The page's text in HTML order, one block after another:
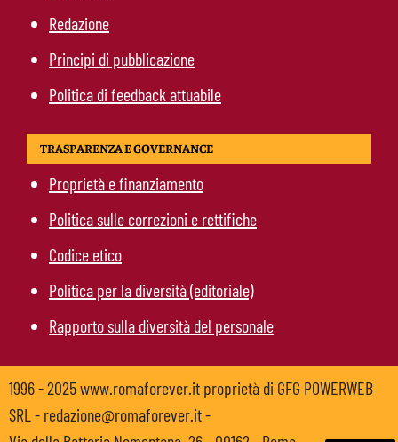
Redazione
Principi di pubblicazione
Politica di feedback attuabile
TRASPARENZA E GOVERNANCE
Proprietà e finanziamento
Politica sulle correzioni e rettifiche
Codice etico
Politica per la diversità (editoriale)
Rapporto sulla diversità del personale
1996 - 2025 www.romaforever.it proprietà di GFG POWERWEB
SRL - redazione@romaforever.it -